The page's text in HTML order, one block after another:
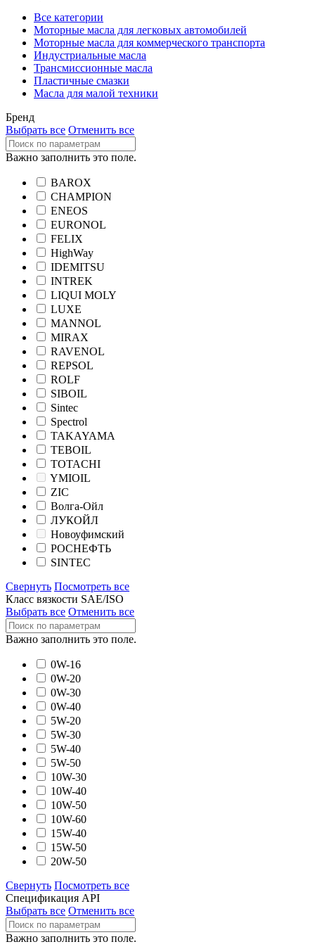
Все категории
Моторные масла для легковых автомобилей
Моторные масла для коммерческого транспорта
Индустриальные масла
Трансмиссионные масла
Пластичные смазки
Масла для малой техники
Бренд
Выбрать все Отменить все
Важно заполнить это поле.
BAROX
CHAMPION
ENEOS
EURONOL
FELIX
HighWay
IDEMITSU
INTREK
LIQUI MOLY
LUXE
MANNOL
MIRAX
RAVENOL
REPSOL
ROLF
SIBOIL
Sintec
Spectrol
TAKAYAMA
TEBOIL
TOTACHI
YMIOIL
ZIC
Волга-Ойл
ЛУКОЙЛ
Новоуфимский
РОСНЕФТЬ
SINTEC
Свернуть Посмотреть все
Класс вязкости SAE/ISO
Выбрать все Отменить все
Важно заполнить это поле.
0W-16
0W-20
0W-30
0W-40
5W-20
5W-30
5W-40
5W-50
10W-30
10W-40
10W-50
10W-60
15W-40
15W-50
20W-50
Свернуть Посмотреть все
Спецификация API
Выбрать все Отменить все
Важно заполнить это поле.